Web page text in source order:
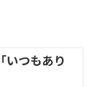
いつもあり